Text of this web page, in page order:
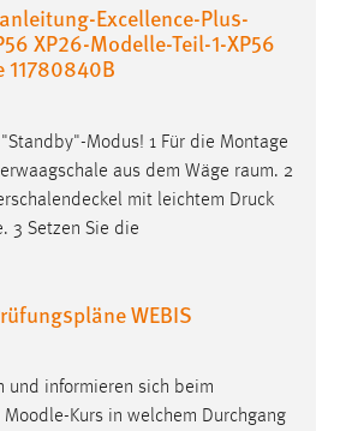
Excellence-Plus-
XP26-Modelle-Teil-1-XP56
11780840B
Modus! 1 Für die Montage
aus dem Wäge­ raum. 2
mit leichtem Druck
3 Setzen Sie die
WEBIS
und informieren sich beim
Kurs in welchem Durchgang